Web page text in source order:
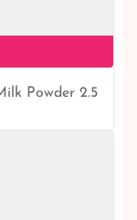
Powder 2.5